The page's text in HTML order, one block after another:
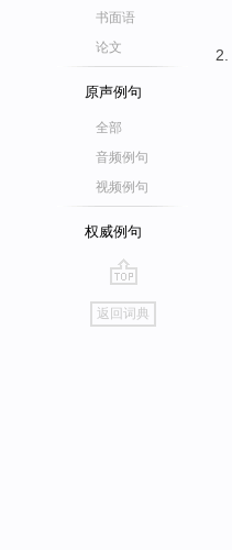
书面语
论文
原声例句
全部
音频例句
视频例句
权威例句
go
top
返回词典